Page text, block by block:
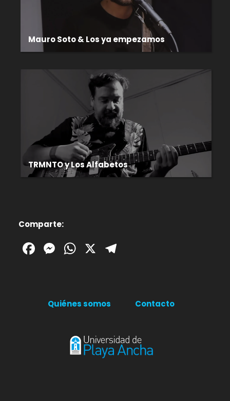
Mauro Soto & Los ya empezamos
TRMNTO y Los Alfabetos
Comparte:
Facebook
Messenger
WhatsApp
X
Quiénes somos Contacto